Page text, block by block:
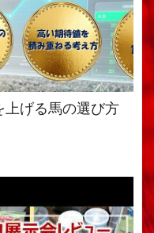
上げる馬の選び方